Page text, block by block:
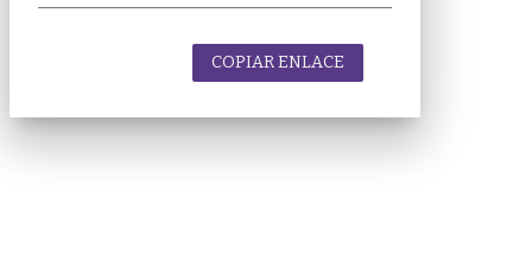
COPIAR ENLACE